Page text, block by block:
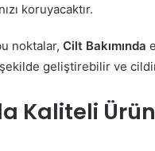
koruyacaktır.
noktalar, Cilt Bakımında
geliştirebilir ve
Kaliteli